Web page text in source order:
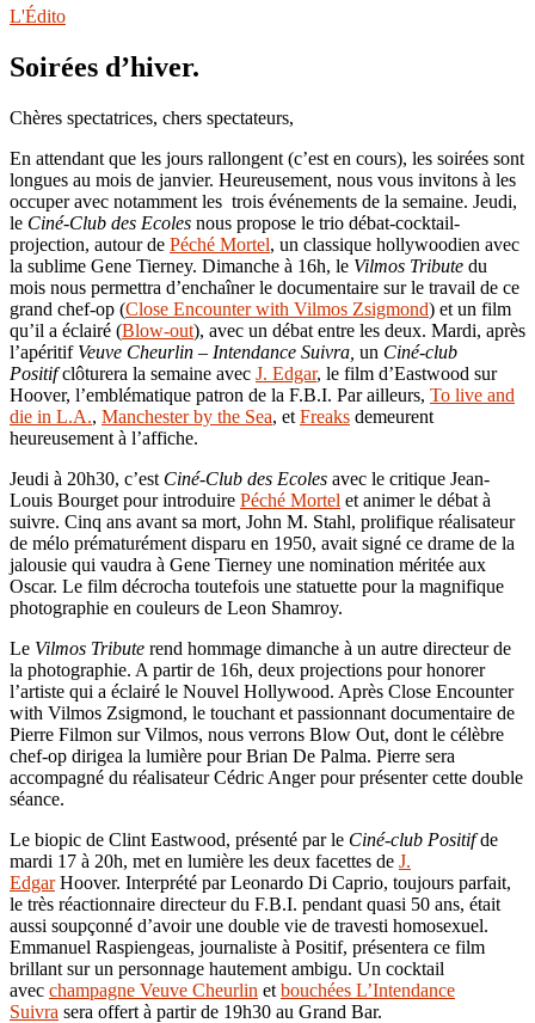
L'Édito
Soirées d’hiver.
Chères spectatrices, chers spectateurs,
En attendant que les jours rallongent (c’est en cours), les soirées sont
longues au mois de janvier. Heureusement, nous vous invitons à les
occuper avec notamment les trois événements de la semaine. Jeudi,
le Ciné-Club des Ecoles nous propose le trio débat-cocktail-
projection, autour de Péché Mortel, un classique hollywoodien avec
la sublime Gene Tierney. Dimanche à 16h, le Vilmos Tribute du
mois nous permettra d’enchaîner le documentaire sur le travail de ce
grand chef-op (Close Encounter with Vilmos Zsigmond) et un film
qu’il a éclairé (Blow-out), avec un débat entre les deux. Mardi, après
l’apéritif Veuve Cheurlin – Intendance Suivra, un Ciné-club
Positifclôturera la semaine avec J. Edgar, le film d’Eastwood sur
Hoover, l’emblématique patron de la F.B.I. Par ailleurs, To live and
die in L.A., Manchester by the Sea, et Freaks demeurent
heureusement à l’affiche.
Jeudi à 20h30, c’est Ciné-Club des Ecoles avec le critique Jean-
Louis Bourget pour introduire Péché Mortel et animer le débat à
suivre. Cinq ans avant sa mort, John M. Stahl, prolifique réalisateur
de mélo prématurément disparu en 1950, avait signé ce drame de la
jalousie qui vaudra à Gene Tierney une nomination méritée aux
Oscar. Le film décrocha toutefois une statuette pour la magnifique
photographie en couleurs de Leon Shamroy.
Le Vilmos Tribute rend hommage dimanche à un autre directeur de
la photographie. A partir de 16h, deux projections pour honorer
l’artiste qui a éclairé le Nouvel Hollywood. Après Close Encounter
with Vilmos Zsigmond, le touchant et passionnant documentaire de
Pierre Filmon sur Vilmos, nous verrons Blow Out, dont le célèbre
chef-op dirigea la lumière pour Brian De Palma. Pierre sera
accompagné du réalisateur Cédric Anger pour présenter cette double
séance.
Le biopic de Clint Eastwood, présenté par le Ciné-club Positifde
mardi 17 à 20h, met en lumière les deux facettes de J.
EdgarHoover. Interprété par Leonardo Di Caprio, toujours parfait,
le très réactionnaire directeur du F.B.I. pendant quasi 50 ans, était
aussi soupçonné d’avoir une double vie de travesti homosexuel.
Emmanuel Raspiengeas, journaliste à Positif, présentera ce film
brillant sur un personnage hautement ambigu. Un cocktail
avec champagne Veuve Cheurlin et bouchées L’Intendance
Suivra sera offert à partir de 19h30 au Grand Bar.